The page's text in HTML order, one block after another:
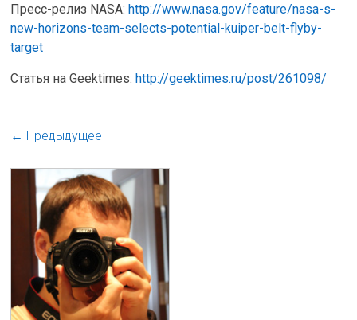
Пресс-релиз NASA:http://www.nasa.gov/feature/nasa-s-
new-horizons-team-selects-potential-kuiper-belt-flyby-
target
Статья на Geektimes:http://geektimes.ru/post/261098/
← Предыдущее